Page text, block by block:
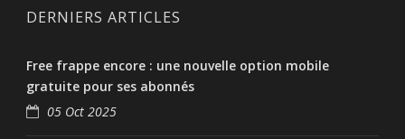
DERNIERS ARTICLES
Free frappe encore : une nouvelle option mobile
gratuite pour ses abonnés
05 Oct 2025